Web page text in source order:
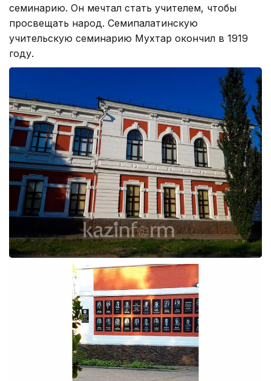
семинарию. Он мечтал стать учителем, чтобы
просвещать народ. Семипалатинскую
учительскую семинарию Мухтар окончил в 1919
году.